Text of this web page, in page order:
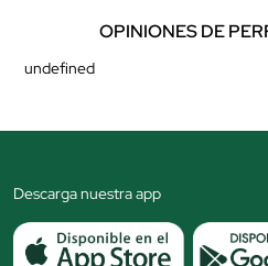
OPINIONES DE
undefined
Descarga nuestra app